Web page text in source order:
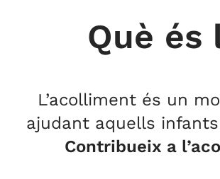
Què és
L’acolliment és un
ajudant aquells
Contribueix a